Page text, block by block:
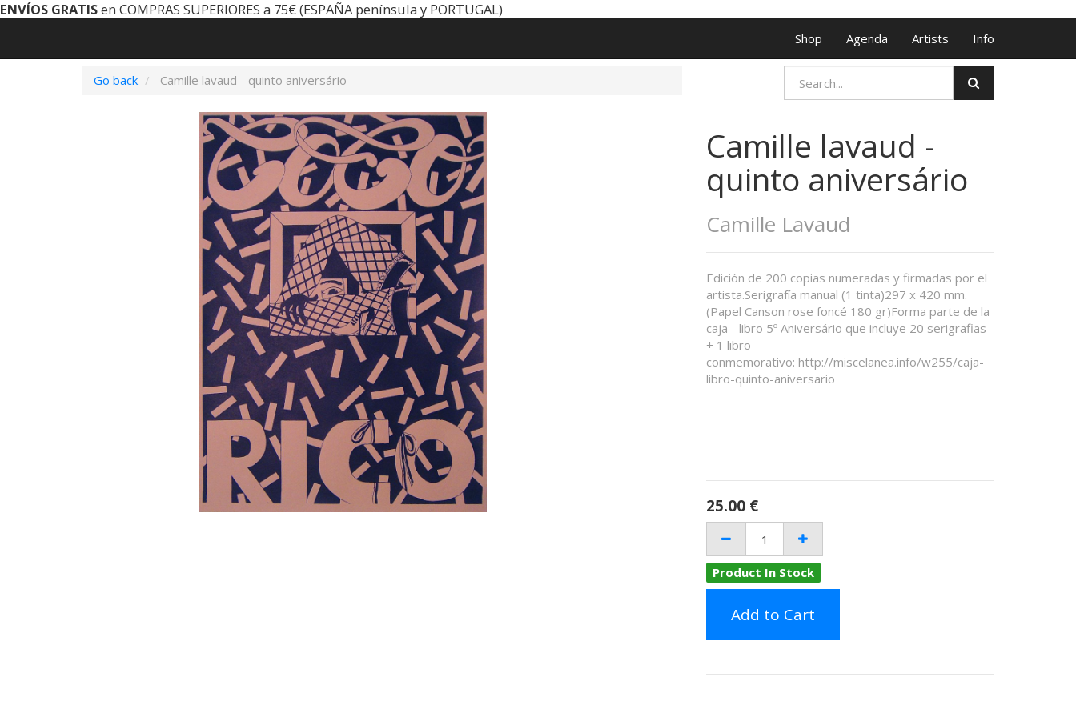
ENVÍOS GRATISen COMPRAS SUPERIORES a 75€ (ESPAÑA península y PORTUGAL)
Shop Agenda Artists Info
Go back Camille lavaud - quinto aniversário
Camille lavaud -
quinto aniversário
Camille Lavaud
Edición de 200 copias numeradas y firmadas por el
artista.Serigrafía manual (1 tinta)297 x 420 mm.
(Papel Canson rose foncé 180 gr)Forma parte de la
caja - libro 5º Aniversário que incluye 20 serigrafias
+ 1 libro
conmemorativo: http://miscelanea.info/w255/caja-
libro-quinto-aniversario
25.00 €
Product In Stock
Add to Cart